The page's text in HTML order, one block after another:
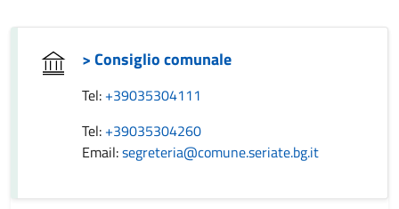
> Consiglio comunale
Tel: +39035304111
Tel: +39035304260
Email:segreteria@comune.seriate.bg.it